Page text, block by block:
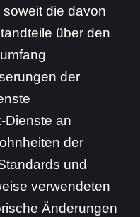
die davon
über den
der
Dienste an
der
und
verwendeten
Änderungen